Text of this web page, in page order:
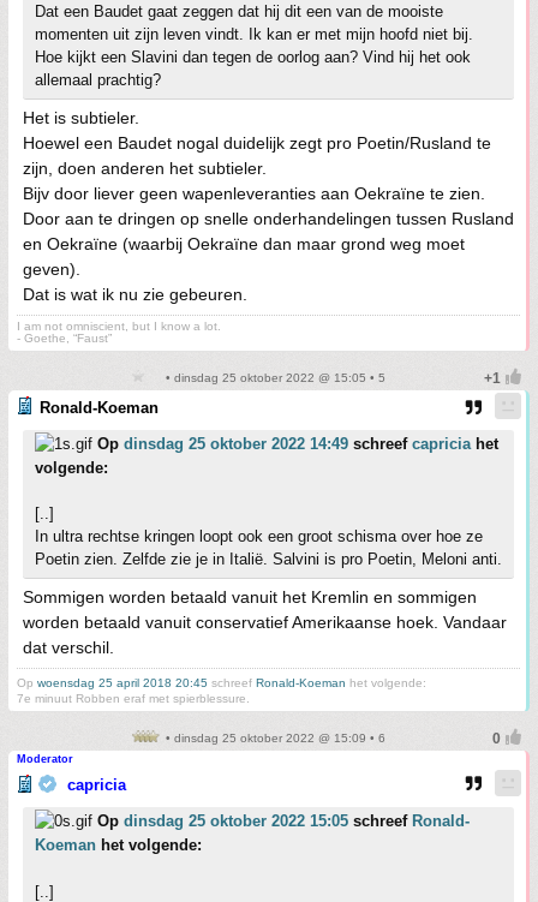
Dat een Baudet gaat zeggen dat hij dit een van de mooiste
momenten uit zijn leven vindt. Ik kan er met mijn hoofd niet bij.
Hoe kijkt een Slavini dan tegen de oorlog aan? Vind hij het ook
allemaal prachtig?
Het is subtieler.
Hoewel een Baudet nogal duidelijk zegt pro Poetin/Rusland te
zijn, doen anderen het subtieler.
Bijv door liever geen wapenleveranties aan Oekraïne te zien.
Door aan te dringen op snelle onderhandelingen tussen Rusland
en Oekraïne (waarbij Oekraïne dan maar grond weg moet
geven).
Dat is wat ik nu zie gebeuren.
I am not omniscient, but I know a lot.
- Goethe, “Faust”
• dinsdag 25 oktober 2022 @ 15:05 • 5
Ronald-Koeman
Op dinsdag 25 oktober 2022 14:49 schreef capricia het
volgende:
[..]
In ultra rechtse kringen loopt ook een groot schisma over hoe ze
Poetin zien. Zelfde zie je in Italië. Salvini is pro Poetin, Meloni anti.
Sommigen worden betaald vanuit het Kremlin en sommigen
worden betaald vanuit conservatief Amerikaanse hoek. Vandaar
dat verschil.
Op woensdag 25 april 2018 20:45 schreef Ronald-Koeman het volgende:
7e minuut Robben eraf met spierblessure.
• dinsdag 25 oktober 2022 @ 15:09 • 6
Moderator
capricia
Op dinsdag 25 oktober 2022 15:05 schreef Ronald-
Koeman het volgende:
[..]